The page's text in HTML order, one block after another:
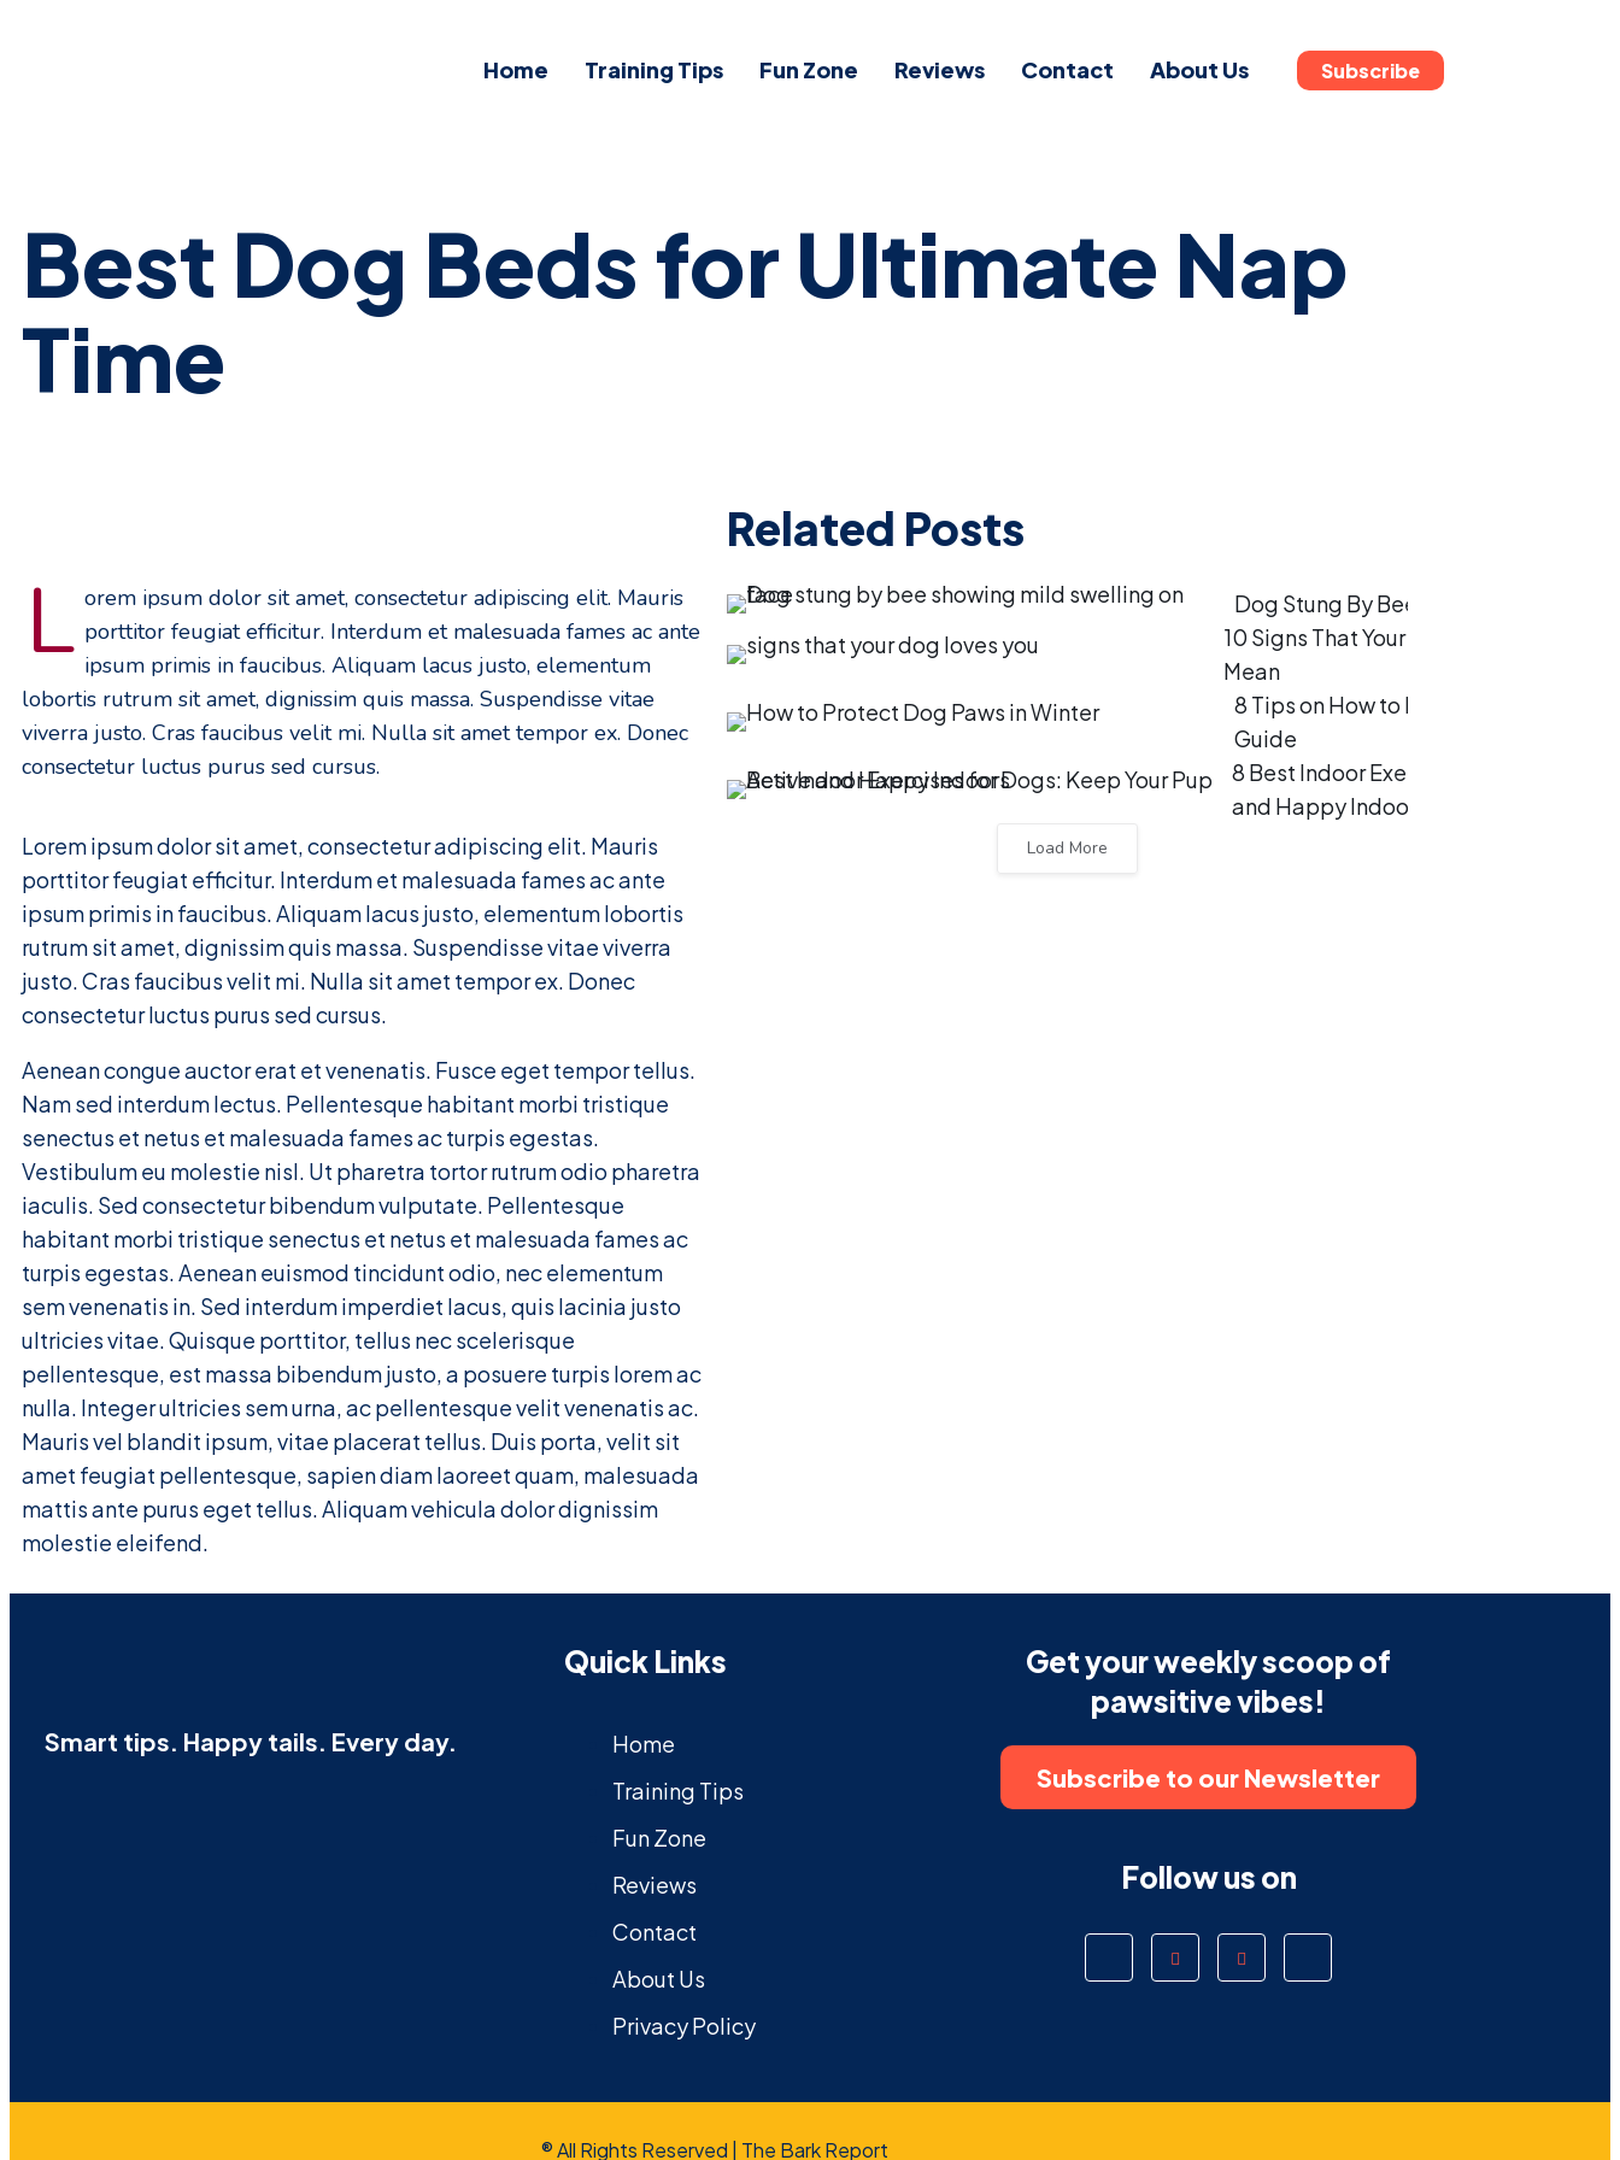
Home Training Tips Fun Zone Reviews Contact About Us Subscribe
Best Dog Beds for Ultimate Nap
Time
L orem ipsum dolor sit amet, consectetur adipiscing elit. Mauris
porttitor feugiat efficitur. Interdum et malesuada fames ac ante
ipsum primis in faucibus. Aliquam lacus justo, elementum
lobortis rutrum sit amet, dignissim quis massa. Suspendisse vitae
viverra justo. Cras faucibus velit mi. Nulla sit amet tempor ex. Donec
consectetur luctus purus sed cursus.
Lorem ipsum dolor sit amet, consectetur adipiscing elit. Mauris
porttitor feugiat efficitur. Interdum et malesuada fames ac ante
ipsum primis in faucibus. Aliquam lacus justo, elementum lobortis
rutrum sit amet, dignissim quis massa. Suspendisse vitae viverra
justo. Cras faucibus velit mi. Nulla sit amet tempor ex. Donec
consectetur luctus purus sed cursus.
Aenean congue auctor erat et venenatis. Fusce eget tempor tellus.
Nam sed interdum lectus. Pellentesque habitant morbi tristique
senectus et netus et malesuada fames ac turpis egestas.
Vestibulum eu molestie nisl. Ut pharetra tortor rutrum odio pharetra
iaculis. Sed consectetur bibendum vulputate. Pellentesque
habitant morbi tristique senectus et netus et malesuada fames ac
turpis egestas. Aenean euismod tincidunt odio, nec elementum
sem venenatis in. Sed interdum imperdiet lacus, quis lacinia justo
ultricies vitae. Quisque porttitor, tellus nec scelerisque
pellentesque, est massa bibendum justo, a posuere turpis lorem ac
nulla. Integer ultricies sem urna, ac pellentesque velit venenatis ac.
Mauris vel blandit ipsum, vitae placerat tellus. Duis porta, velit sit
amet feugiat pellentesque, sapien diam laoreet quam, malesuada
mattis ante purus eget tellus. Aliquam vehicula dolor dignissim
molestie eleifend.
Related Posts
Dog Stung By Bee: Complete Care
10 Signs That Your Dog Loves You and
Mean
8 Tips on How to Protect Dog Paws
Guide
8 Best Indoor Exercises for Dogs:
and Happy Indoors
Load More
Smart tips. Happy tails. Every day.
Quick Links
Home
Training Tips
Fun Zone
Reviews
Contact
About Us
Privacy Policy
Get your weekly scoop of
pawsitive vibes!
Subscribe to our Newsletter
Follow us on
® All Rights Reserved | The Bark Report